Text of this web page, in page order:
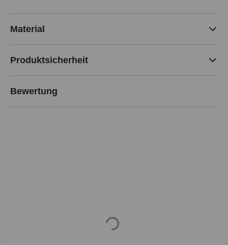
Material
Produktsicherheit
Bewertung
Loading...